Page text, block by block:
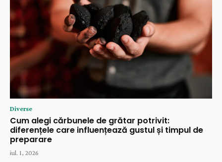
Diverse
Cum alegi cărbunele de grătar potrivit:
diferențele care influențează gustul și timpul de
preparare
iul. 1, 2026